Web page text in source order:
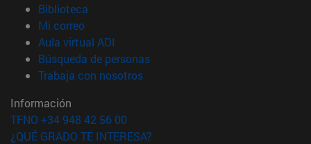
Biblioteca
Mi correo(abre en nueva ventana)
Aula virtual ADI
Búsqueda de personas(abre en nueva ventana)
Trabaja con nosotros(abre en nueva ventana)
Información
TFNO +34 948 42 56 00
¿QUÉ GRADO TE INTERESA?